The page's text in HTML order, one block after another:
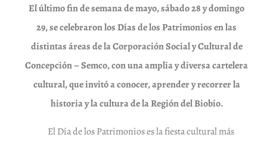
El último fin de semana de mayo, sábado 28 y domingo
29, se celebraron los Días de los Patrimonios en las
distintas áreas de la Corporación Social y Cultural de
Concepción – Semco, con una amplia y diversa cartelera
cultural, que invitó a conocer, aprender y recorrer la
historia y la cultura de la Región del Biobío.
El Día de los Patrimonios es la fiesta cultural más